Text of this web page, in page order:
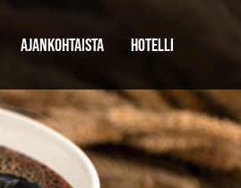
AJANKOHTAISTA HOTELLI